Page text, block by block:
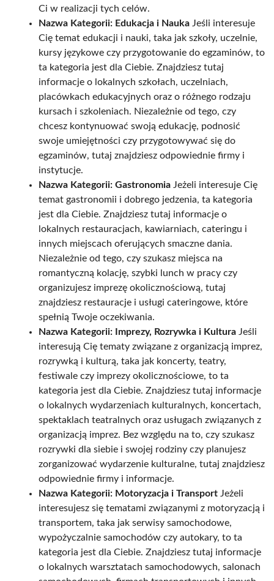
Ci w realizacji tych celów.
Nazwa Kategorii: Edukacja i Nauka Jeśli interesuje
Cię temat edukacji i nauki, taka jak szkoły, uczelnie,
kursy językowe czy przygotowanie do egzaminów, to
ta kategoria jest dla Ciebie. Znajdziesz tutaj
informacje o lokalnych szkołach, uczelniach,
placówkach edukacyjnych oraz o różnego rodzaju
kursach i szkoleniach. Niezależnie od tego, czy
chcesz kontynuować swoją edukację, podnosić
swoje umiejętności czy przygotowywać się do
egzaminów, tutaj znajdziesz odpowiednie firmy i
instytucje.
Nazwa Kategorii: Gastronomia Jeżeli interesuje Cię
temat gastronomii i dobrego jedzenia, ta kategoria
jest dla Ciebie. Znajdziesz tutaj informacje o
lokalnych restauracjach, kawiarniach, cateringu i
innych miejscach oferujących smaczne dania.
Niezależnie od tego, czy szukasz miejsca na
romantyczną kolację, szybki lunch w pracy czy
organizujesz imprezę okolicznościową, tutaj
znajdziesz restauracje i usługi cateringowe, które
spełnią Twoje oczekiwania.
Nazwa Kategorii: Imprezy, Rozrywka i Kultura Jeśli
interesują Cię tematy związane z organizacją imprez,
rozrywką i kulturą, taka jak koncerty, teatry,
festiwale czy imprezy okolicznościowe, to ta
kategoria jest dla Ciebie. Znajdziesz tutaj informacje
o lokalnych wydarzeniach kulturalnych, koncertach,
spektaklach teatralnych oraz usługach związanych z
organizacją imprez. Bez względu na to, czy szukasz
rozrywki dla siebie i swojej rodziny czy planujesz
zorganizować wydarzenie kulturalne, tutaj znajdziesz
odpowiednie firmy i informacje.
Nazwa Kategorii: Motoryzacja i Transport Jeżeli
interesujesz się tematami związanymi z motoryzacją i
transportem, taka jak serwisy samochodowe,
wypożyczalnie samochodów czy autokary, to ta
kategoria jest dla Ciebie. Znajdziesz tutaj informacje
o lokalnych warsztatach samochodowych, salonach